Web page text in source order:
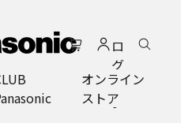
ロ
グ
イ
ン
オンライン
ストア